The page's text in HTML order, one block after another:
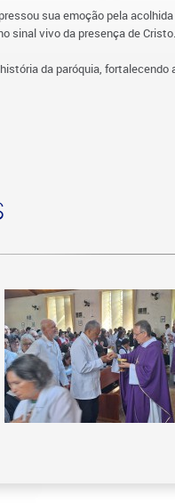
sua emoção pela
sinal vivo da presença de Cristo.
da paróquia,